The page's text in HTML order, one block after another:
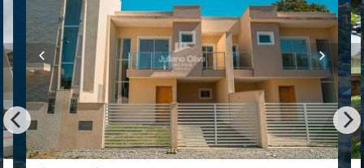
ver mapa abaixo